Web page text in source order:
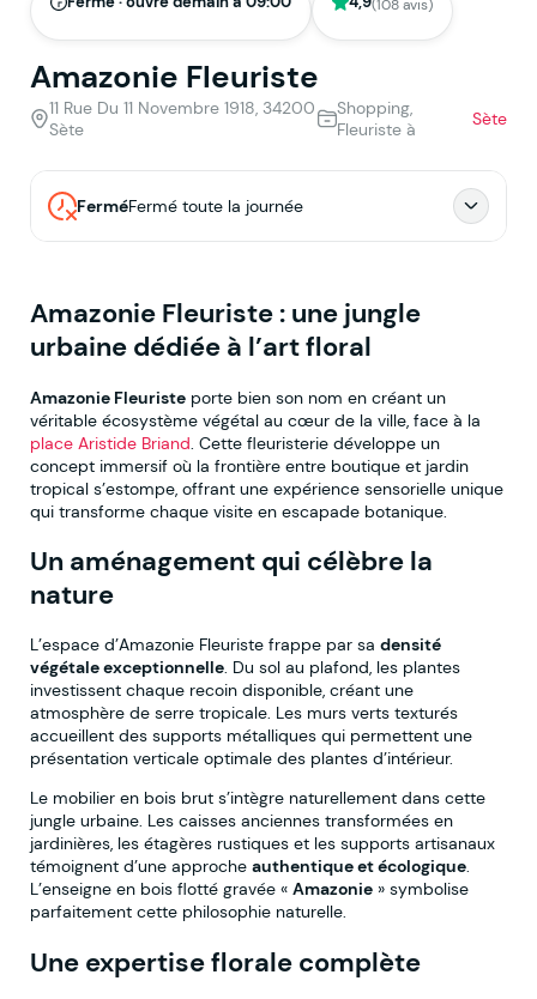
(108 avis)
Amazonie Fleuriste
11 Rue Du 11 Novembre 1918, 34200
Sète
Shopping,
Fleuriste à
Sète
FerméFermé toute la journée
Amazonie Fleuriste : une jungle
urbaine dédiée à l’art floral
Amazonie Fleuriste porte bien son nom en créant un
véritable écosystème végétal au cœur de la ville, face à la
place Aristide Briand . Cette fleuristerie développe un
concept immersif où la frontière entre boutique et jardin
tropical s’estompe, offrant une expérience sensorielle unique
qui transforme chaque visite en escapade botanique.
Un aménagement qui célèbre la
nature
L’espace d’Amazonie Fleuriste frappe par sa densité
végétale exceptionnelle. Du sol au plafond, les plantes
investissent chaque recoin disponible, créant une
atmosphère de serre tropicale. Les murs verts texturés
accueillent des supports métalliques qui permettent une
présentation verticale optimale des plantes d’intérieur.
Le mobilier en bois brut s’intègre naturellement dans cette
jungle urbaine. Les caisses anciennes transformées en
jardinières, les étagères rustiques et les supports artisanaux
témoignent d’une approche authentique et écologique.
L’enseigne en bois flotté gravée « Amazonie » symbolise
parfaitement cette philosophie naturelle.
Une expertise florale complète